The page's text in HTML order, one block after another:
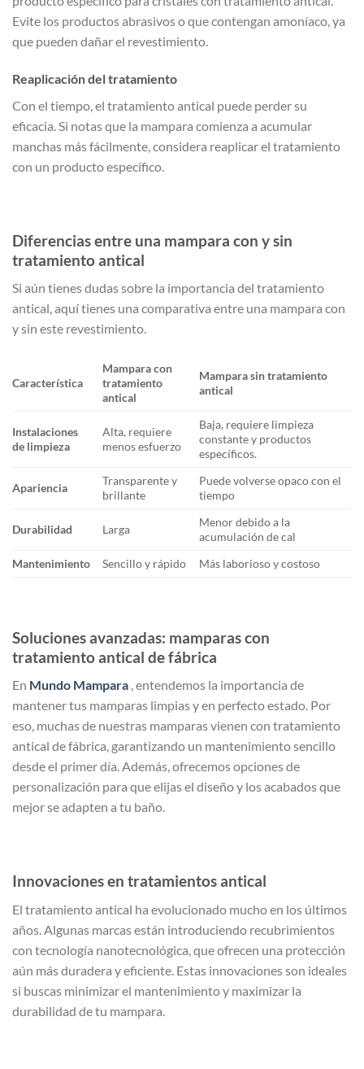
Evite los productos abrasivos o que contengan amoníaco, ya
que pueden dañar el revestimiento.
Reaplicación del tratamiento
Con el tiempo, el tratamiento antical puede perder su
eficacia. Si notas que la mampara comienza a acumular
manchas más fácilmente, considera reaplicar el tratamiento
con un producto específico.
Diferencias entre una mampara con y sin
tratamiento antical
Si aún tienes dudas sobre la importancia del tratamiento
antical, aquí tienes una comparativa entre una mampara con
y sin este revestimiento.
Característica
Mampara con
tratamiento
antical
Mampara sin tratamiento
antical
Instalaciones
de limpieza
Alta, requiere
menos esfuerzo
Baja, requiere limpieza
constante y productos
específicos.
Apariencia
Transparente y
brillante
Puede volverse opaco con el
tiempo
Durabilidad Larga
Menor debido a la
acumulación de cal
Mantenimiento
Sencillo y rápido Más laborioso y costoso
Soluciones avanzadas: mamparas con
tratamiento antical de fábrica
En Mundo Mampara , entendemos la importancia de
mantener tus mamparas limpias y en perfecto estado. Por
eso, muchas de nuestras mamparas vienen con tratamiento
antical de fábrica, garantizando un mantenimiento sencillo
desde el primer día. Además, ofrecemos opciones de
personalización para que elijas el diseño y los acabados que
mejor se adapten a tu baño.
Innovaciones en tratamientos antical
El tratamiento antical ha evolucionado mucho en los últimos
años. Algunas marcas están introduciendo recubrimientos
con tecnología nanotecnológica, que ofrecen una protección
aún más duradera y eficiente. Estas innovaciones son ideales
si buscas minimizar el mantenimiento y maximizar la
durabilidad de tu mampara.